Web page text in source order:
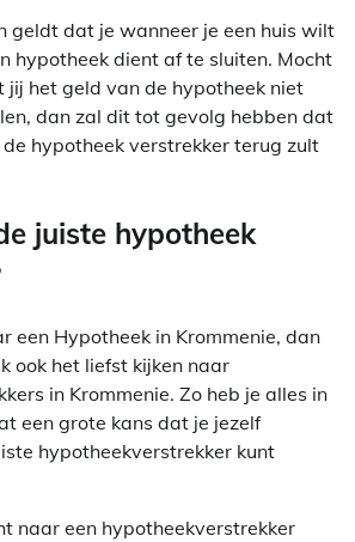
geldt dat je wanneer je een huis wilt
hypotheek dient af te sluiten. Mocht
jij het geld van de hypotheek niet
dan zal dit tot gevolg hebben dat
hypotheek verstrekker terug zult
juiste hypotheek
een Hypotheek in Krommenie, dan
ook het liefst kijken naar
in Krommenie. Zo heb je alles in
een grote kans dat je jezelf
hypotheekverstrekker kunt
naar een hypotheekverstrekker